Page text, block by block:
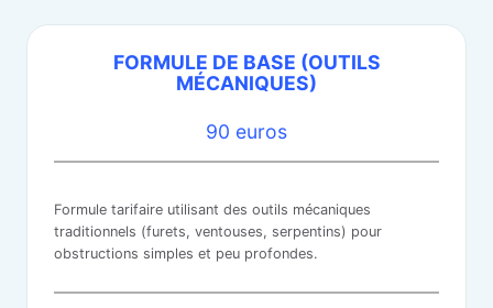
FORMULE DE BASE (OUTILS
MÉCANIQUES)
90 euros
Formule tarifaire utilisant des outils mécaniques
traditionnels (furets, ventouses, serpentins) pour
obstructions simples et peu profondes.